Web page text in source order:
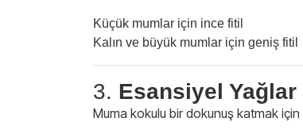
Küçük mumlar için ince fitil
Kalın ve büyük mumlar için geniş fitil
3. Esansiyel
Muma kokulu bir dokunuş katmak